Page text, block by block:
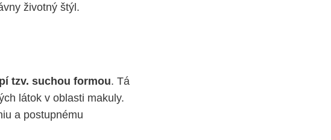
životný štýl.
tzv. suchou formou. Tá
látok v oblasti makuly.
a postupnému